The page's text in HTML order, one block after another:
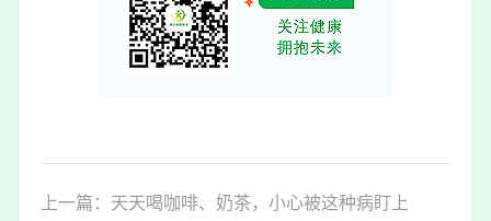
上一篇：天天喝咖啡、奶茶，小心被这种病盯上